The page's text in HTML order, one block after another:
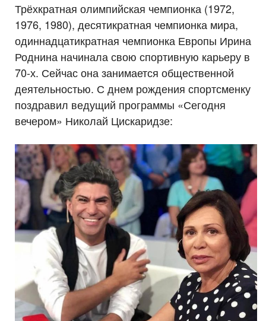
Трёхкратная олимпийская чемпионка (1972,
1976, 1980), десятикратная чемпионка мира,
одиннадцатикратная чемпионка Европы Ирина
Роднина начинала свою спортивную карьеру в
70-х. Сейчас она занимается общественной
деятельностью. С днем рождения спортсменку
поздравил ведущий программы «Сегодня
вечером» Николай Цискаридзе: